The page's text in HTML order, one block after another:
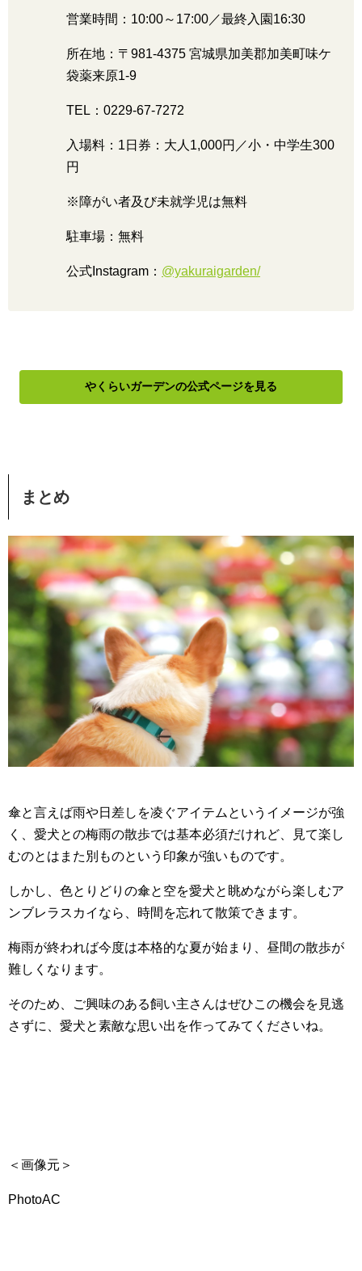
営業時間：10:00～17:00／最終入園16:30
所在地：〒981-4375 宮城県加美郡加美町味ケ
袋薬来原1-9
TEL：0229-67-7272
入場料：1日券：大人1,000円／小・中学生300
円
※障がい者及び未就学児は無料
駐車場：無料
公式Instagram： @yakuraigarden/
やくらいガーデンの公式ページを見る
まとめ
傘と言えば雨や日差しを凌ぐアイテムというイメージが強
く、愛犬との梅雨の散歩では基本必須だけれど、見て楽し
むのとはまた別ものという印象が強いものです。
しかし、色とりどりの傘と空を愛犬と眺めながら楽しむア
ンブレラスカイなら、時間を忘れて散策できます。
梅雨が終われば今度は本格的な夏が始まり、昼間の散歩が
難しくなります。
そのため、ご興味のある飼い主さんはぜひこの機会を見逃
さずに、愛犬と素敵な思い出を作ってみてくださいね。
＜画像元＞
PhotoAC